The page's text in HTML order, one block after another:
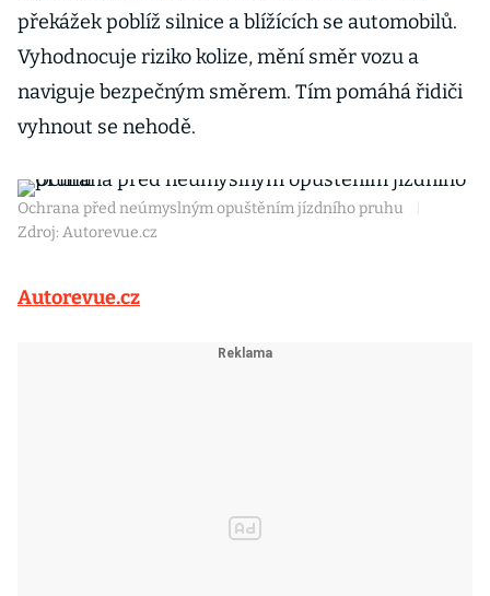
překážek poblíž silnice a blížících se automobilů.
Vyhodnocuje riziko kolize, mění směr vozu a
naviguje bezpečným směrem. Tím pomáhá řidiči
vyhnout se nehodě.
Ochrana před neúmyslným opuštěním jízdního pruhu
Zdroj: Autorevue.cz
Autorevue.cz